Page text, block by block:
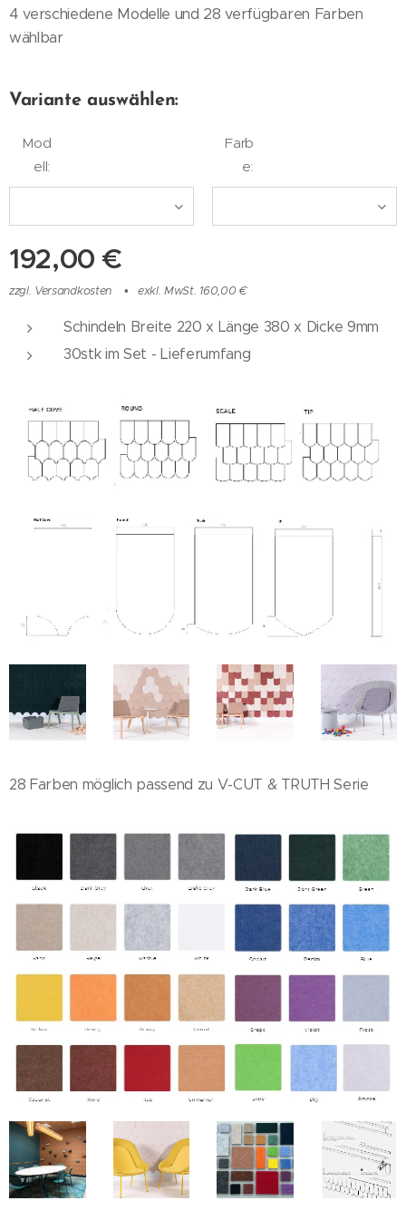
4 verschiedene Modelle und 28 verfügbaren Farben
wählbar
Variante auswählen:
Mod
ell:
Farb
e:
192,00 €
zzgl. Versandkosten exkl. MwSt. 160,00 €
Schindeln Breite 220 x Länge 380 x Dicke 9mm
30stk im Set - Lieferumfang
28 Farben möglich passend zu V-CUT & TRUTH Serie